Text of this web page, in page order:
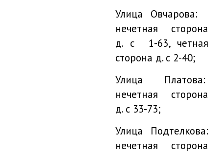
Улица Овчарова:
нечетная сторона
д. с 1-63, четная
сторона д. с 2-40;
Улица Платова:
нечетная сторона
д. с 33-73;
Улица Подтелкова:
нечетная сторона